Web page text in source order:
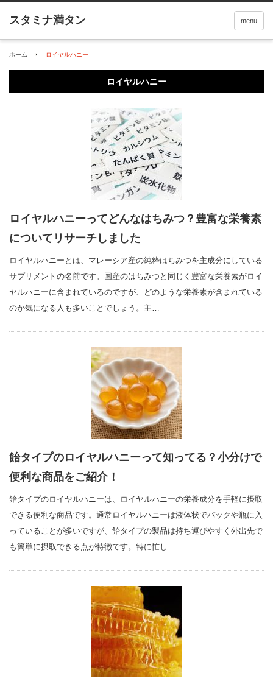
menu
ホーム ロイヤルハニー
ロイヤルハニー
ロイヤルハニーってどんなはちみつ？豊富な栄養素
についてリサーチしました
ロイヤルハニーとは、マレーシア産の純粋はちみつを主成分にしている
サプリメントの名前です。国産のはちみつと同じく豊富な栄養素がロイ
ヤルハニーに含まれているのですが、どのような栄養素が含まれている
のか気になる人も多いことでしょう。主…
飴タイプのロイヤルハニーって知ってる？小分けで
便利な商品をご紹介！
飴タイプのロイヤルハニーは、ロイヤルハニーの栄養成分を手軽に摂取
できる便利な商品です。通常ロイヤルハニーは液体状でパックや瓶に入
っていることが多いですが、飴タイプの製品は持ち運びやすく外出先で
も簡単に摂取できる点が特徴です。特に忙し…